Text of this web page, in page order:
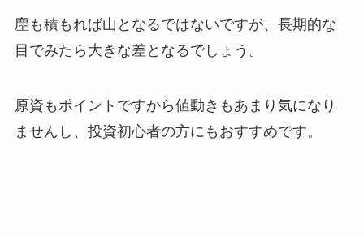
塵も積もれば山となるではないですが、長期的な
目でみたら大きな差となるでしょう。
原資もポイントですから値動きもあまり気になり
ませんし、投資初心者の方にもおすすめです。